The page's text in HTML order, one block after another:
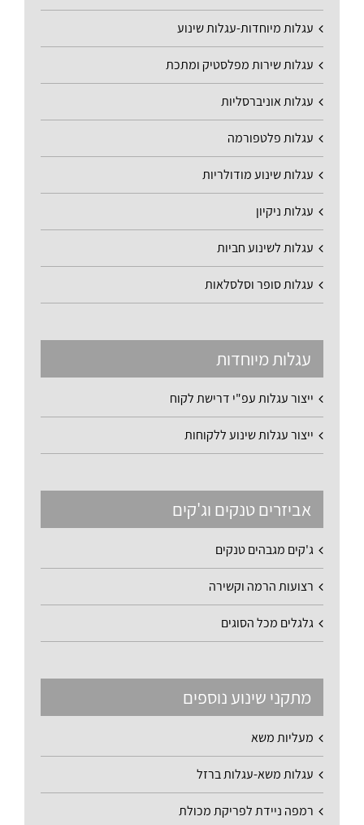
עגלות מיוחדות-עגלות שינוע
עגלות שירות מפלסטיק ומתכת
עגלות אוניברסליות
עגלות פלטפורמה
עגלות שינוע מודולריות
עגלות ניקיון
עגלות לשינוע חביות
עגלות סופר וסלסלאות
עגלות מיוחדות
ייצור עגלות עפ"י דרישת לקוח
ייצור עגלות שינוע ללקוחות
אביזרים טנקים וג'קים
ג'קים מגבהים טנקים
רצועות הרמה וקשירה
גלגלים מכל הסוגים
מתקני שינוע נוספים
מעליות משא
עגלות משא-עגלות ברזל
רמפה ניידת לפריקת מכולת